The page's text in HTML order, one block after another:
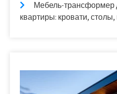
Мебель-трансформер
квартиры: кровати,